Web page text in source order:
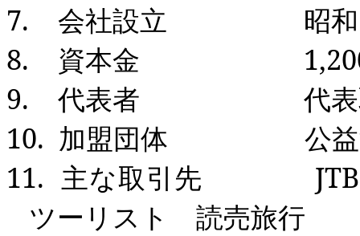
7.
会社設立 昭和
8.
資本金
9.
代表者 代表取
10. 加盟団体 公益法
11. 主な取引先 JTB
ツーリスト 読売旅行